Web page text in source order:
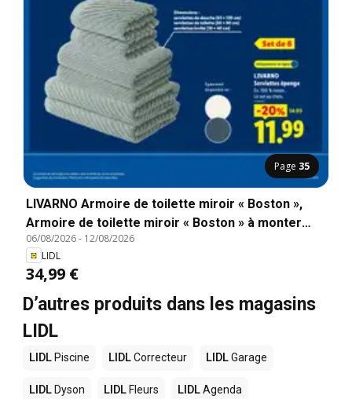
Page 35
LIVARNO Armoire de toilette miroir « Boston »,
Armoire de toilette miroir « Boston » à monter
soi-même.
06/08/2026- 12/08/2026
LIDL
34,99 €
D’autres produits dans les magasins
LIDL
LIDL Piscine LIDLCorrecteur LIDLGarage
LIDL Dyson LIDL Fleurs LIDLAgenda